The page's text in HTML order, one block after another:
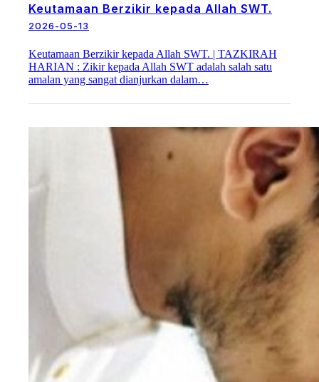
Keutamaan Berzikir kepada Allah SWT.
2026-05-13
Keutamaan Berzikir kepada Allah SWT. | TAZKIRAH
HARIAN : Zikir kepada Allah SWT adalah salah satu
amalan yang sangat dianjurkan dalam…